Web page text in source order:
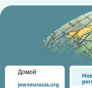
Домой
jewseurasia.org